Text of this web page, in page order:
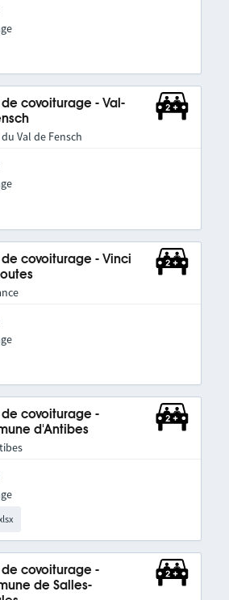
de covoiturage - Val-
du Val de Fensch
de covoiturage - Vinci
de covoiturage -
d'Antibes
de covoiturage -
de Salles-